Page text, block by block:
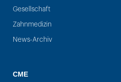
Gesellschaft
Zahnmedizin
News-Archiv
CME